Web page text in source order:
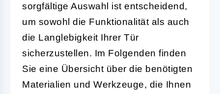
sorgfältige Auswahl ist entscheidend,
um sowohl die Funktionalität als auch
die Langlebigkeit Ihrer Tür
sicherzustellen. Im Folgenden finden
Sie eine Übersicht über die benötigten
Materialien und Werkzeuge, die Ihnen